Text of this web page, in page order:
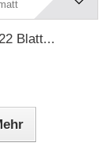
Blatt...